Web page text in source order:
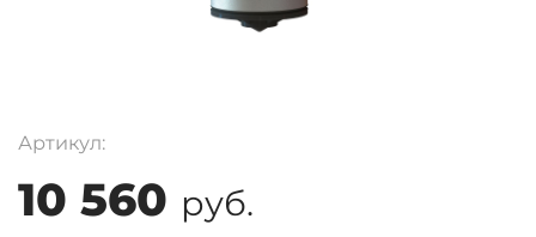
Артикул:
10 560 руб.